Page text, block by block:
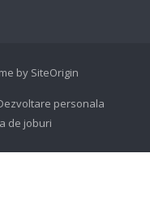
by SiteOrigin
personala
de joburi